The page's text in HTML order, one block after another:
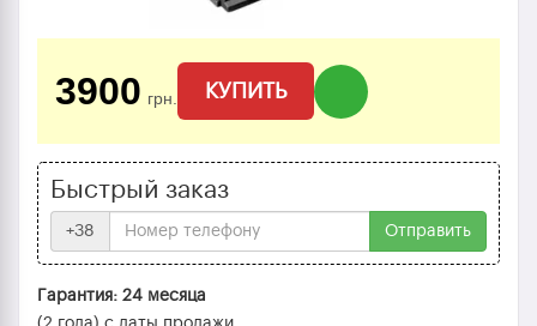
3900 грн. КУПИТЬ
Быстрый заказ
+38 Отправить
Гарантия: 24 месяца